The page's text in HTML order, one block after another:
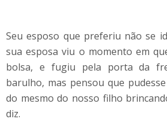
Seu esposo que preferiu não se
sua esposa viu o momento em
bolsa, e fugiu pela porta da
barulho, mas pensou que
do mesmo do nosso filho
diz.